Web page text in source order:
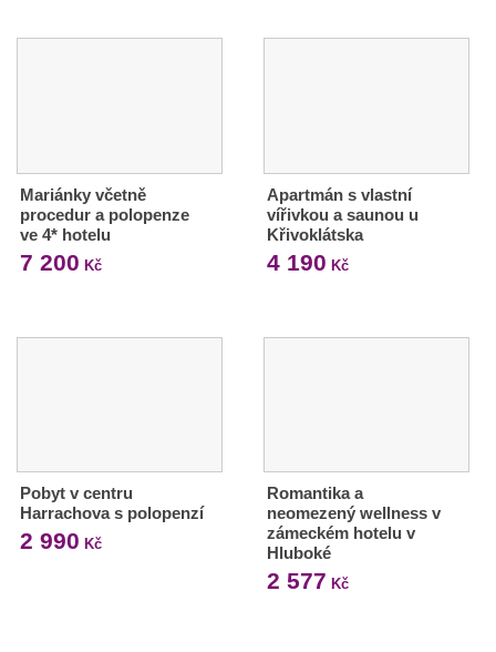
Mariánky včetně
procedur a polopenze
ve 4* hotelu
7 200 Kč
Apartmán s vlastní
vířivkou a saunou u
Křivoklátska
4 190 Kč
Pobyt v centru
Harrachova s polopenzí
2 990 Kč
Romantika a
neomezený wellness v
zámeckém hotelu v
Hluboké
2 577 Kč